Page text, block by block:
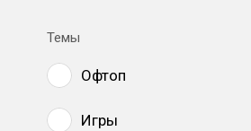
Темы
Офтоп
Игры